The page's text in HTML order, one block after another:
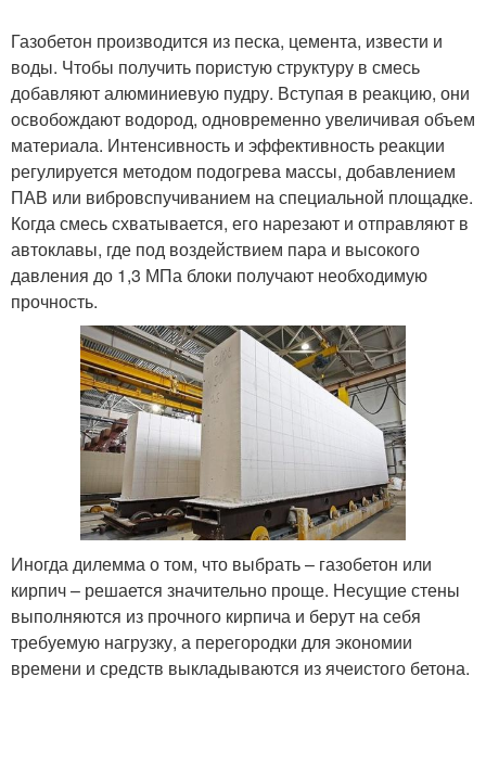
Газобетон производится из песка, цемента, извести и
воды. Чтобы получить пористую структуру в смесь
добавляют алюминиевую пудру. Вступая в реакцию, они
освобождают водород, одновременно увеличивая объем
материала. Интенсивность и эффективность реакции
регулируется методом подогрева массы, добавлением
ПАВ или вибровспучиванием на специальной площадке.
Когда смесь схватывается, его нарезают и отправляют в
автоклавы, где под воздействием пара и высокого
давления до 1,3 МПа блоки получают необходимую
прочность.
Иногда дилемма о том, что выбрать – газобетон или
кирпич – решается значительно проще. Несущие стены
выполняются из прочного кирпича и берут на себя
требуемую нагрузку, а перегородки для экономии
времени и средств выкладываются из ячеистого бетона.